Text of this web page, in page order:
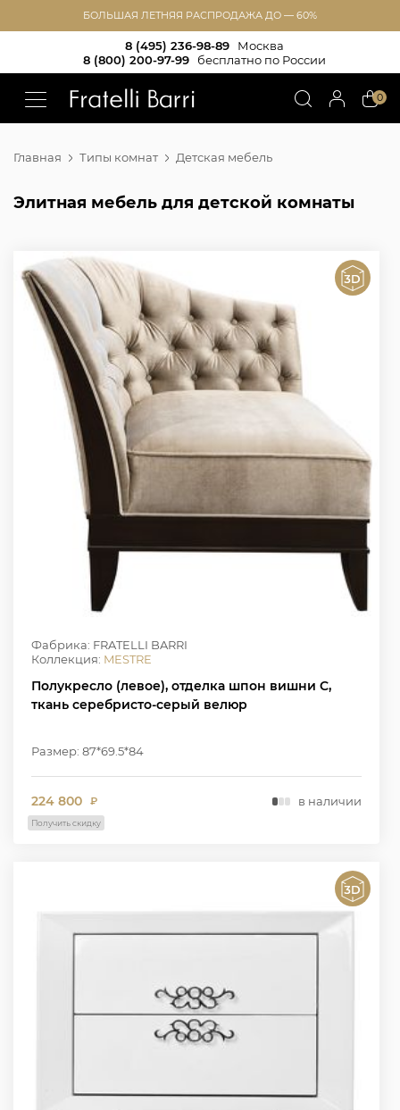
БОЛЬШАЯ ЛЕТНЯЯ РАСПРОДАЖА ДО — 60%
8 (495) 236-98-89
Москва
8 (800) 200-97-99
бесплатно по России
0
Главная Типы комнат Детская мебель
Элитная мебель для детской комнаты
Фабрика: FRATELLI BARRI
Коллекция: MESTRE
Полукресло (левое), отделка шпон вишни C,
ткань серебристо-серый велюр
Размер: 87*69.5*84
224 800 ₽ в наличии
Получить скидку